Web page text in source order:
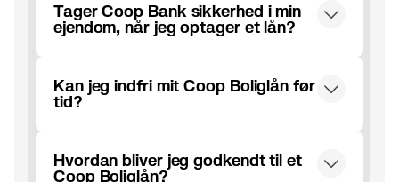
priser og vilkår
Tager Coop Bank sikkerhed i min
ejendom, når jeg optager et lån?
form af et ejerpantebrev.
Kan jeg indfri mit Coop Boliglån før
tid?
uden særlige indfrielsesbetingelser. Du
Hvordan bliver jeg godkendt til et
Coop Boliglån?